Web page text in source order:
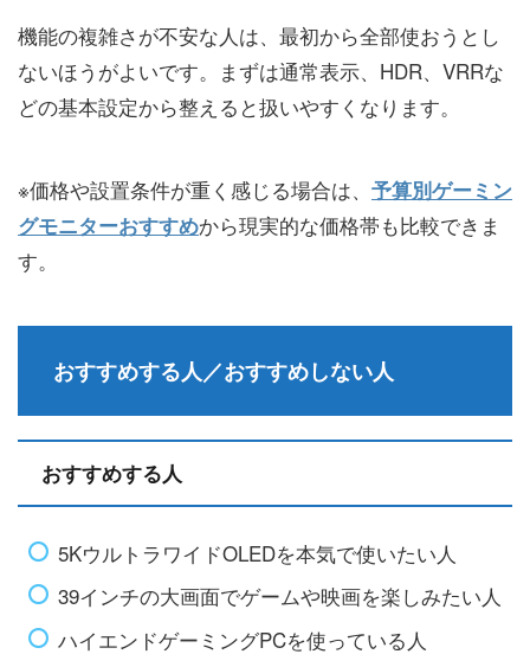
機能の複雑さが不安な人は、最初から全部使おうとし
ないほうがよいです。まずは通常表示、HDR、VRRな
どの基本設定から整えると扱いやすくなります。
※価格や設置条件が重く感じる場合は、 予算別ゲーミン
グモニターおすすめから現実的な価格帯も比較できま
す。
おすすめする人／おすすめしない人
おすすめする人
5KウルトラワイドOLEDを本気で使いたい人
39インチの大画面でゲームや映画を楽しみたい人
ハイエンドゲーミングPCを使っている人